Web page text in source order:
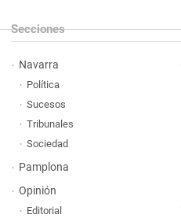
Secciones
Navarra
Política
Sucesos
Tribunales
Sociedad
Pamplona
Opinión
Editorial